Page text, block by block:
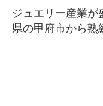
ジュエリー産業が
県の甲府市から熟